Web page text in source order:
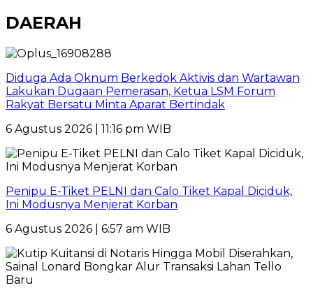
DAERAH
Diduga Ada Oknum Berkedok Aktivis dan Wartawan
Lakukan Dugaan Pemerasan, Ketua LSM Forum
Rakyat Bersatu Minta Aparat Bertindak
6 Agustus 2026 | 11:16 pm WIB
Penipu E-Tiket PELNI dan Calo Tiket Kapal Diciduk,
Ini Modusnya Menjerat Korban
6 Agustus 2026 | 6:57 am WIB